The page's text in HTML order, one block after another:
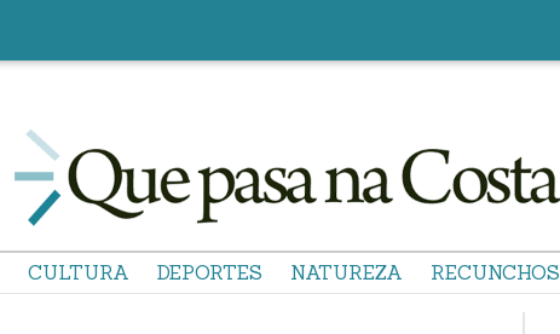
CULTURA DEPORTES NATUREZA RECUNCHOS